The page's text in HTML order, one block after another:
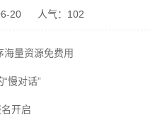
20 人气：102
海量资源免费用
慢对话”
开启